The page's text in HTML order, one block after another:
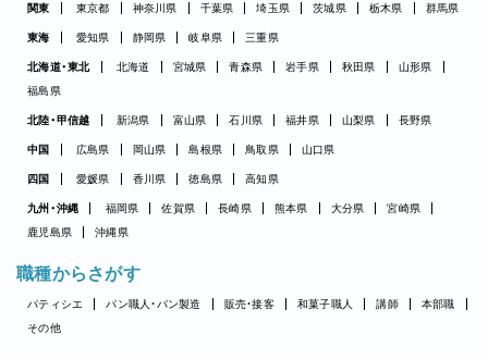
関東 東京都 神奈川県 千葉県 埼玉県 茨城県 栃木県 群馬県
東海 愛知県 静岡県 岐阜県 三重県
北海道・東北 北海道 宮城県 青森県 岩手県 秋田県
山形県
福島県
北陸・甲信越 新潟県 富山県 石川県 福井県 山梨県 長野県
中国 広島県 岡山県 島根県 鳥取県 山口県
四国 愛媛県 香川県 徳島県 高知県
九州・沖縄 福岡県 佐賀県 長崎県 熊本県 大分県
宮崎県
鹿児島県
沖縄県
職種からさがす
パティシエ パン職人・パン製造 販売・接客 和菓子職人 講師
本部職
その他